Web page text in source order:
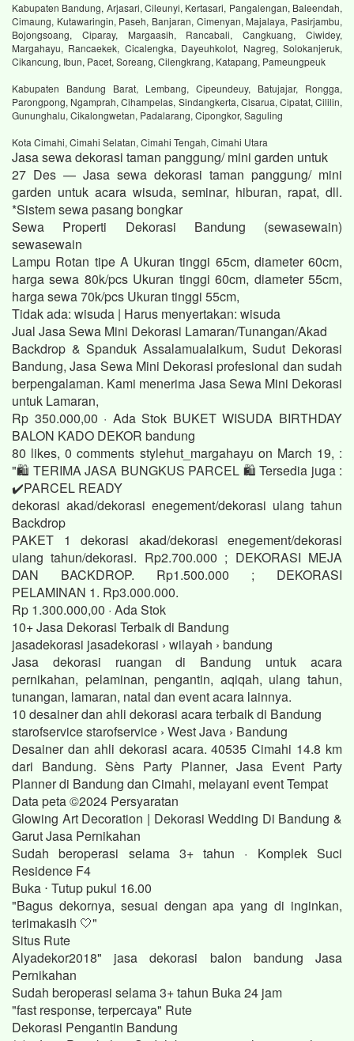
Kabupaten Bandung, Arjasari, Cileunyi, Kertasari, Pangalengan, Baleendah,
Cimaung, Kutawaringin, Paseh, Banjaran, Cimenyan, Majalaya, Pasirjambu,
Bojongsoang, Ciparay, Margaasih, Rancabali, Cangkuang, Ciwidey,
Margahayu, Rancaekek, Cicalengka, Dayeuhkolot, Nagreg, Solokanjeruk,
Cikancung, Ibun, Pacet, Soreang, Cilengkrang, Katapang, Pameungpeuk
Kabupaten Bandung Barat, Lembang, Cipeundeuy, Batujajar, Rongga,
Parongpong, Ngamprah, Cihampelas, Sindangkerta, Cisarua, Cipatat, Cililin,
Gununghalu, Cikalongwetan, Padalarang, Cipongkor, Saguling
Kota Cimahi, Cimahi Selatan, Cimahi Tengah, Cimahi Utara
Jasa sewa dekorasi taman panggung/ mini garden untuk
27 Des — Jasa sewa dekorasi taman panggung/ mini
garden untuk acara wisuda, seminar, hiburan, rapat, dll.
*Sistem sewa pasang bongkar
Sewa Properti Dekorasi Bandung (sewasewain)
sewasewain
Lampu Rotan tipe A Ukuran tinggi 65cm, diameter 60cm,
harga sewa 80k/pcs Ukuran tinggi 60cm, diameter 55cm,
harga sewa 70k/pcs Ukuran tinggi 55cm,
Tidak ada: wisuda ‎| Harus menyertakan: wisuda
Jual Jasa Sewa Mini Dekorasi Lamaran/Tunangan/Akad
Backdrop & Spanduk Assalamualaikum, Sudut Dekorasi
Bandung, Jasa Sewa Mini Dekorasi profesional dan sudah
berpengalaman. Kami menerima Jasa Sewa Mini Dekorasi
untuk Lamaran,
Rp 350.000,00 · ‎Ada Stok BUKET WISUDA BIRTHDAY
BALON KADO DEKOR bandung
80 likes, 0 comments stylehut_margahayu on March 19, :
"🛍️ TERIMA JASA BUNGKUS PARCEL 🛍️ Tersedia juga :
✔️PARCEL READY
dekorasi akad/dekorasi enegement/dekorasi ulang tahun
Backdrop
PAKET 1 dekorasi akad/dekorasi enegement/dekorasi
ulang tahun/dekorasi. Rp2.700.000 ; DEKORASI MEJA
DAN BACKDROP. Rp1.500.000 ; DEKORASI
PELAMINAN 1. Rp3.000.000.
Rp 1.300.000,00 · ‎Ada Stok
10+ Jasa Dekorasi Terbaik di Bandung
jasadekorasi jasadekorasi › wilayah › bandung
Jasa dekorasi ruangan di Bandung untuk acara
pernikahan, pelaminan, pengantin, aqiqah, ulang tahun,
tunangan, lamaran, natal dan event acara lainnya.
10 desainer dan ahli dekorasi acara terbaik di Bandung
starofservice starofservice › West Java › Bandung
Desainer dan ahli dekorasi acara. 40535 Cimahi 14.8 km
dari Bandung. Sèns Party Planner, Jasa Event Party
Planner di Bandung dan Cimahi, melayani event Tempat
Data peta ©2024 Persyaratan
Glowing Art Decoration | Dekorasi Wedding Di Bandung &
Garut Jasa Pernikahan
Sudah beroperasi selama 3+ tahun · Komplek Suci
Residence F4
Buka ⋅ Tutup pukul 16.00
"Bagus dekornya, sesuai dengan apa yang di inginkan,
terimakasih 🤍"
Situs Rute
Alyadekor2018" jasa dekorasi balon bandung Jasa
Pernikahan
Sudah beroperasi selama 3+ tahun Buka 24 jam
"fast response, terpercaya" Rute
Dekorasi Pengantin Bandung